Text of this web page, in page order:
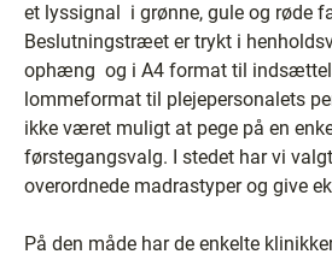
et lyssignal ­ i grønne, gule og røde
Beslutningstræet er trykt i
ophæng ­ og i A4 format til
lommeformat til plejepersonalets
ikke været muligt at pege på en
førstegangsvalg. I stedet har vi
overordnede madrastyper og give
På den måde har de enkelte